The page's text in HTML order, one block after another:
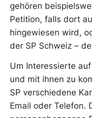
gehören
Petition, falls dort
hingewiesen wird,
der SP Schweiz –
Um Interessierte
und mit ihnen zu
SP verschiedene
Email oder Telefon.